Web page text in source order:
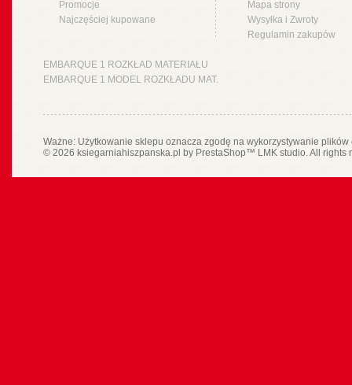
Promocje
Najczęściej kupowane
Mapa strony
Wysyłka i Zwroty
Regulamin zakupów
EMBARQUE 1 ROZKŁAD MATERIAŁU
EMBARQUE 1 MODEL ROZKŁADU MAT.
Ważne: Użytkowanie sklepu oznacza zgodę na wykorzystywanie
© 2026 ksiegarniahiszpanska.pl by PrestaShop™ LMK studio. All rights